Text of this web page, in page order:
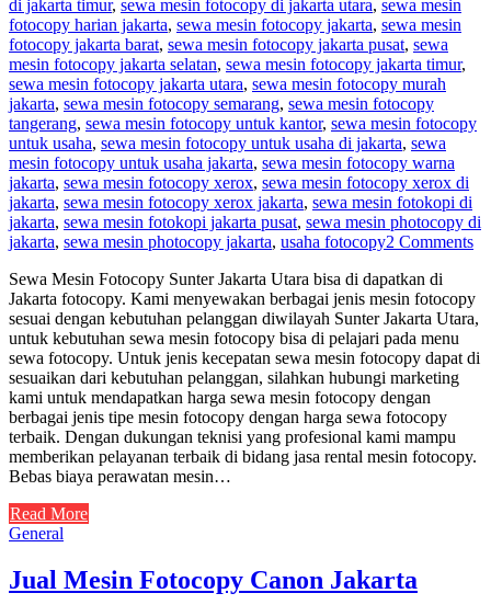
di jakarta timur, sewa mesin fotocopy di jakarta utara, sewa mesin
fotocopy harian jakarta, sewa mesin fotocopy jakarta, sewa mesin
fotocopy jakarta barat, sewa mesin fotocopy jakarta pusat, sewa
mesin fotocopy jakarta selatan, sewa mesin fotocopy jakarta timur,
sewa mesin fotocopy jakarta utara, sewa mesin fotocopy murah
jakarta, sewa mesin fotocopy semarang, sewa mesin fotocopy
tangerang, sewa mesin fotocopy untuk kantor, sewa mesin fotocopy
untuk usaha, sewa mesin fotocopy untuk usaha di jakarta, sewa
mesin fotocopy untuk usaha jakarta, sewa mesin fotocopy warna
jakarta, sewa mesin fotocopy xerox, sewa mesin fotocopy xerox di
jakarta, sewa mesin fotocopy xerox jakarta, sewa mesin fotokopi di
jakarta, sewa mesin fotokopi jakarta pusat, sewa mesin photocopy di
jakarta, sewa mesin photocopy jakarta, usaha fotocopy2 Comments
Sewa Mesin Fotocopy Sunter Jakarta Utara bisa di dapatkan di
Jakarta fotocopy. Kami menyewakan berbagai jenis mesin fotocopy
sesuai dengan kebutuhan pelanggan diwilayah Sunter Jakarta Utara,
untuk kebutuhan sewa mesin fotocopy bisa di pelajari pada menu
sewa fotocopy. Untuk jenis kecepatan sewa mesin fotocopy dapat di
sesuaikan dari kebutuhan pelanggan, silahkan hubungi marketing
kami untuk mendapatkan harga sewa mesin fotocopy dengan
berbagai jenis tipe mesin fotocopy dengan harga sewa fotocopy
terbaik. Dengan dukungan teknisi yang profesional kami mampu
memberikan pelayanan terbaik di bidang jasa rental mesin fotocopy.
Bebas biaya perawatan mesin…
Read More
General
Jual Mesin Fotocopy Canon Jakarta